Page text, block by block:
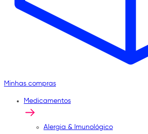
Minhas compras
Medicamentos
Alergia & Imunológico